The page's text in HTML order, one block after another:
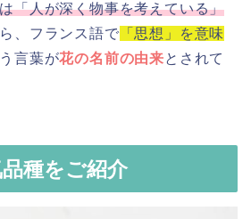
「人が深く物事を考えている」
、フランス語で 「思想」を意味
言葉が花の名前の由来とされて
種をご紹介